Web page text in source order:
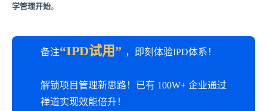
学管理开始。
备注“IPD试用” ，即刻体验IPD体系！
解锁项目管理新思路！已有 100W+ 企业通过
禅道实现效能倍升！